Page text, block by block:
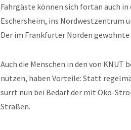
Fahrgäste können sich fortan auch
Eschersheim, ins Nordwestzentrum
Der im Frankfurter Norden
Auch die Menschen in den von
nutzen, haben Vorteile: Statt
surrt nun bei Bedarf der mit Öko-
Straßen.